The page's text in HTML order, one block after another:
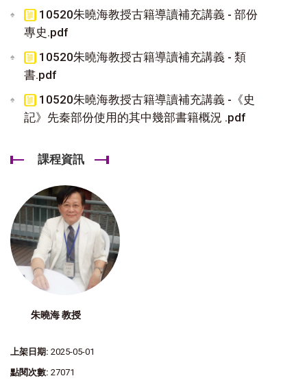
10520朱曉海教授古籍導讀補充講義 - 部份
專史.pdf
10520朱曉海教授古籍導讀補充講義 - 類
書.pdf
10520朱曉海教授古籍導讀補充講義 -《史
記》先秦部份使用的其中幾部書籍概況 .pdf
課程資訊
朱曉海 教授
上架日期: 2025-05-01
點閱次數: 27071